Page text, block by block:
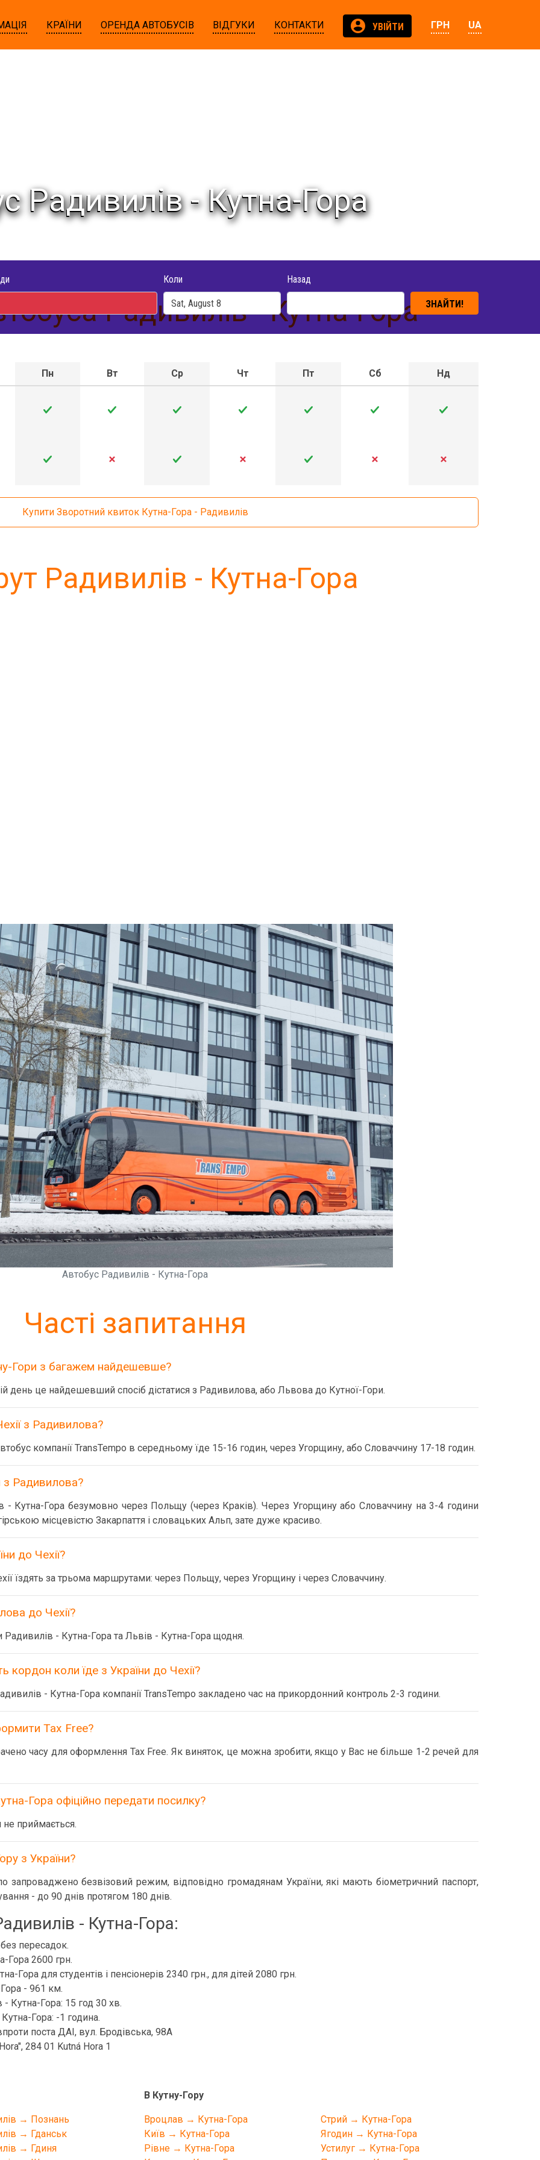
КРАЇНИ ОРЕНДА АВТОБУСІВ ВІДГУКИ КОНТАКТИ УВІЙТИ ГРН UA
Радивилів - Кутна-Гора
Коли Назад
ЗНАЙТИ!
Радивилів - Кутна-Гора
Пн Вт Ср Чт Пт Сб Нд
Купити Зворотний квиток Кутна-Гора - Радивилів
Радивилів - Кутна-Гора
Автобус Радивилів - Кутна-Гора
Часті запитання
Гори з багажем найдешевше?
день це найдешевший спосіб дістатися з Радивилова, або Львова до Кутної-Гори.
з Радивилова?
компанії TransTempo в середньому їде 15-16 годин, через Угорщину, або Словаччину 17-18 годин.
з Радивилова?
Кутна-Гора безумовно через Польщу (через Краків). Через Угорщину або Словаччину на 3-4 години
місцевістю Закарпаття і словацьких Альп, зате дуже красиво.
до Чехії?
їздять за трьома маршрутами: через Польщу, через Угорщину і через Словаччину.
до Чехії?
Радивилів - Кутна-Гора та Львів - Кутна-Гора щодня.
кордон коли їде з України до Чехії?
- Кутна-Гора компанії TransTempo закладено час на прикордонний контроль 2-3 години.
Tax Free?
часу для оформлення Tax Free. Як виняток, це можна зробити, якщо у Вас не більше 1-2 речей для
Гора офіційно передати посилку?
приймається.
з України?
запроваджено безвізовий режим, відповідно громадянам України, які мають біометричний паспорт,
- до 90 днів протягом 180 днів.
- Кутна-Гора:
пересадок.
Гора 2600 грн.
Гора для студентів і пенсіонерів 2340 грн., для дітей 2080 грн.
- 961 км.
- Кутна-Гора: 15 год 30 хв.
Гора: -1 година.
поста ДАІ, вул. Бродівська, 98А
284 01 Kutná Hora 1
→ Познань
→ Гданськ
→ Гдиня
В Кутну-Гору
Вроцлав → Кутна-Гора
Київ → Кутна-Гора
Рівне → Кутна-Гора
Стрий → Кутна-Гора
Ягодин → Кутна-Гора
Устилуг → Кутна-Гора